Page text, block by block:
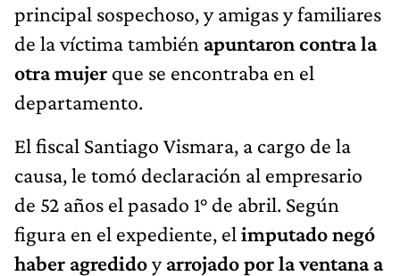
principal sospechoso, y amigas y familiares
de la víctima también apuntaron contra la
otra mujer que se encontraba en el
departamento.
El fiscal Santiago Vismara, a cargo de la
causa, le tomó declaración al empresario
de 52 años el pasado 1° de abril. Según
figura en el expediente, el imputado negó
haber agredidoyarrojado por la ventana a